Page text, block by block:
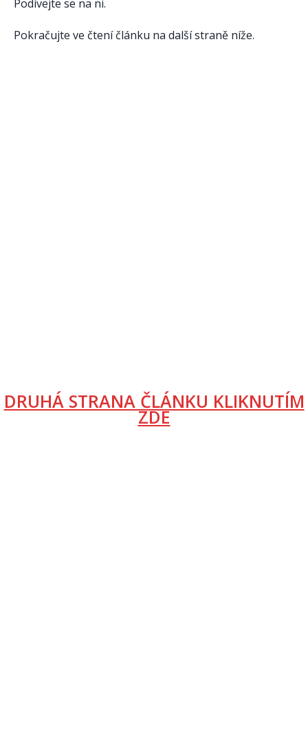
Podívejte se na ni.
Pokračujte ve čtení článku na další straně níže.
DRUHÁ STRANA ČLÁNKU KLIKNUTÍM
ZDE